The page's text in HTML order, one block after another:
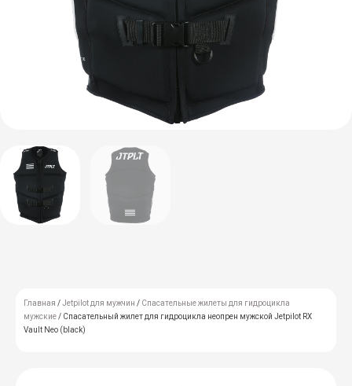
Главная /Jetpilot для мужчин / Спасательные жилеты для гидроцикла
мужские/ Спасательный жилет для гидроцикла неопрен мужской Jetpilot RX
Vault Neo (black)